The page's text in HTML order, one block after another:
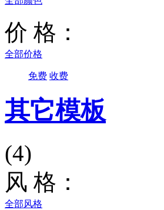
价 格：
全部价格
免费 收费
其它模板
(4)
风 格：
全部风格